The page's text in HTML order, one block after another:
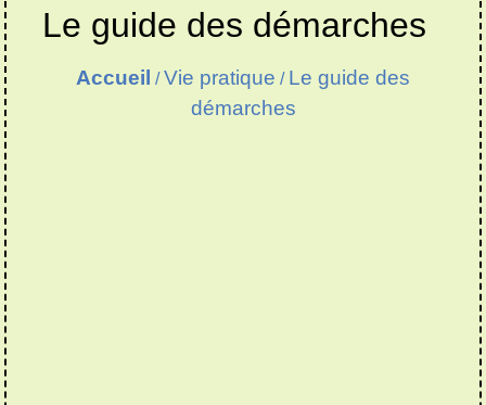
Le guide des démarches
Accueil /Vie pratique / Le guide des
démarches